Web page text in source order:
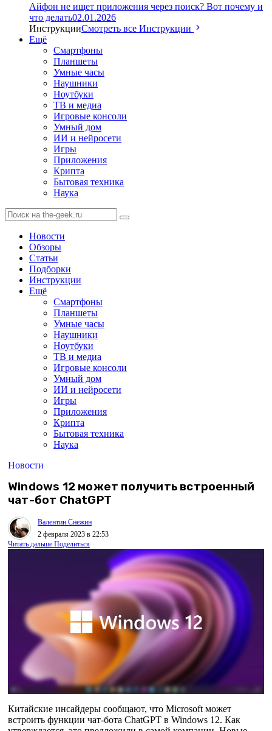
Айфон не ищет приложения через поиск? Вот почему и
что делать02.01.2026
ИнструкцииСмотреть все Инструкции
Ещё
Смартфоны
Планшеты
Умные часы
Наушники
Ноутбуки
ТВ и медиа
Игровые консоли
Умный дом
ИИ и нейросети
Игры
Приложения
Крипта
Бытовая техника
Наука
Новости
Обзоры
Статьи
Подборки
Инструкции
Ещё
Смартфоны
Планшеты
Умные часы
Наушники
Ноутбуки
ТВ и медиа
Игровые консоли
Умный дом
ИИ и нейросети
Игры
Приложения
Крипта
Бытовая техника
Наука
Новости
Windows 12 может получить встроенный
чат-бот ChatGPT
Валентин Снежин
2 февраля 2023 в 22:53
Читать дальше Поделиться
Китайские инсайдеры сообщают, что Microsoft может
встроить функции чат-бота ChatGPT в Windows 12. Как